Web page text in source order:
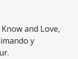
and Love,
y